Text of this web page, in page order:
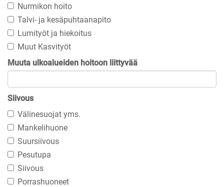
Nurmikon hoito
Talvi- ja kesäpuhtaanapito
Lumityöt ja hiekoitus
Muut Kasvityöt
Muuta ulkoalueiden hoitoon liittyvää
Siivous
Välinesuojat yms.
Mankelihuone
Suursiivous
Pesutupa
Siivous
Porrashuoneet